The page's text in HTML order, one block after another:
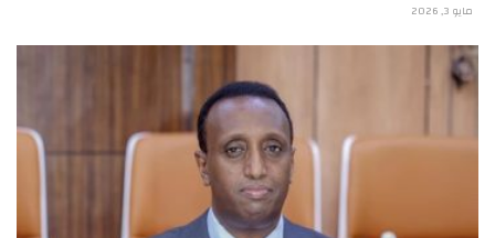
مايو 3, 2026